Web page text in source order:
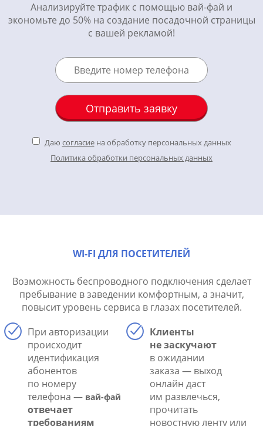
Анализируйте трафик с помощью вай-фай и
экономьте до 50% на создание посадочной страницы
с вашей рекламой!
Даю согласиена обработку персональных данных
Политика обработки персональных данных
WI-FI ДЛЯ ПОСЕТИТЕЛЕЙ
Возможность беспроводного подключения сделает
пребывание в заведении комфортным, а значит,
повысит уровень сервиса в глазах посетителей.
При авторизации
происходит
идентификация
абонентов
по номеру
телефона — вай-фай
отвечает
требованиям
Клиенты
не заскучают
в ожидании
заказа — выход
онлайн даст
им развлечься,
прочитать
новостную ленту или